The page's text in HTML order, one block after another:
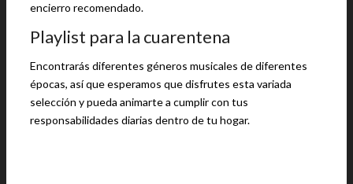
encierro recomendado.
Playlist para la cuarentena
Encontrarás diferentes géneros musicales de diferentes
épocas, así que esperamos que disfrutes esta variada
selección y pueda animarte a cumplir con tus
responsabilidades diarias dentro de tu hogar.